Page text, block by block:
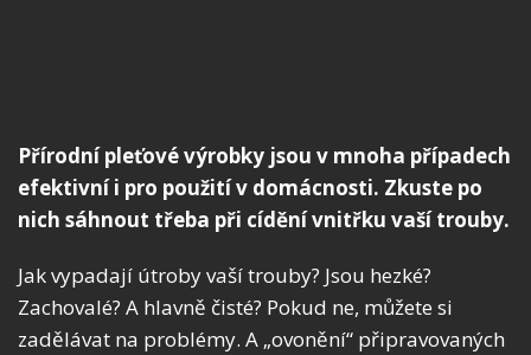
Přírodní pleťové výrobky jsou v mnoha případech
efektivní i pro použití v domácnosti. Zkuste po
nich sáhnout třeba při cídění vnitřku vaší trouby.
Jak vypadají útroby vaší trouby? Jsou hezké?
Zachovalé? A hlavně čisté? Pokud ne, můžete si
zadělávat na problémy. A „ovonění“ připravovaných